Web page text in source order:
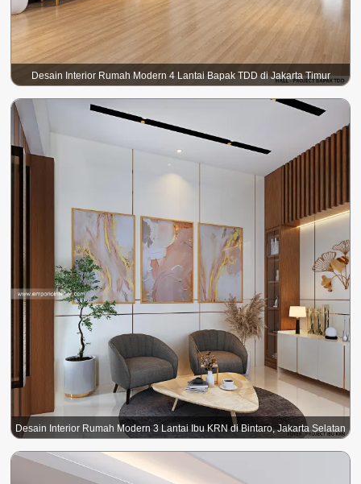
Desain Interior Rumah Modern 4 Lantai Bapak TDD di Jakarta Timur
Desain Interior Rumah Modern 3 Lantai Ibu KRN di Bintaro, Jakarta Selatan